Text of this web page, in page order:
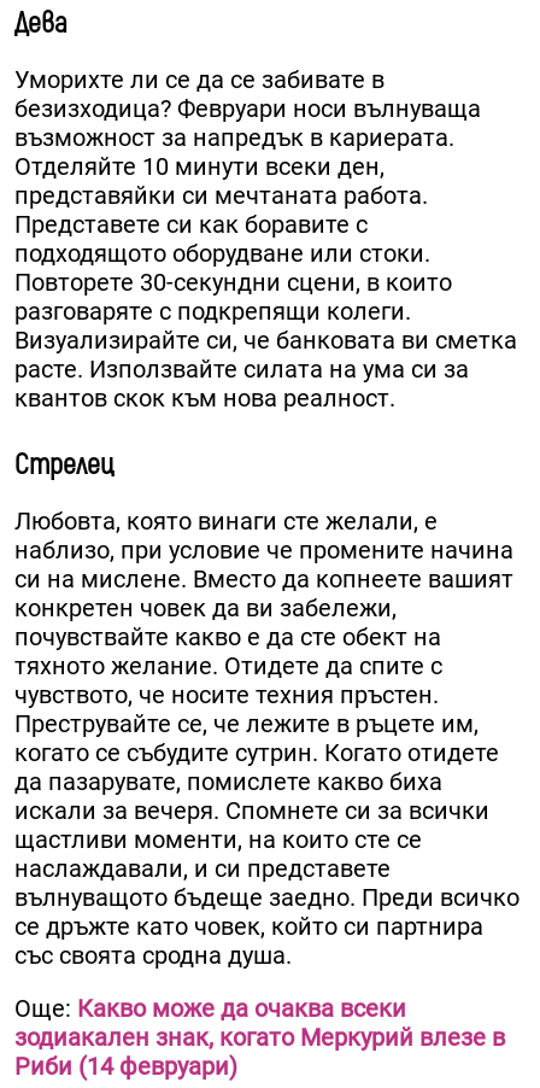
Дева
Уморихте ли се да се забивате в
безизходица? Февруари носи вълнуваща
възможност за напредък в кариерата.
Отделяйте 10 минути всеки ден,
представяйки си мечтаната работа.
Представете си как боравите с
подходящото оборудване или стоки.
Повторете 30-секундни сцени, в които
разговаряте с подкрепящи колеги.
Визуализирайте си, че банковата ви сметка
расте. Използвайте силата на ума си за
квантов скок към нова реалност.
Стрелец
Любовта, която винаги сте желали, е
наблизо, при условие че промените начина
си на мислене. Вместо да копнеете вашият
конкретен човек да ви забележи,
почувствайте какво е да сте обект на
тяхното желание. Отидете да спите с
чувството, че носите техния пръстен.
Преструвайте се, че лежите в ръцете им,
когато се събудите сутрин. Когато отидете
да пазарувате, помислете какво биха
искали за вечеря. Спомнете си за всички
щастливи моменти, на които сте се
наслаждавали, и си представете
вълнуващото бъдеще заедно. Преди всичко
се дръжте като човек, който си партнира
със своята сродна душа.
Още: Какво може да очаква всеки
зодиакален знак, когато Меркурий влезе в
Риби (14 февруари)